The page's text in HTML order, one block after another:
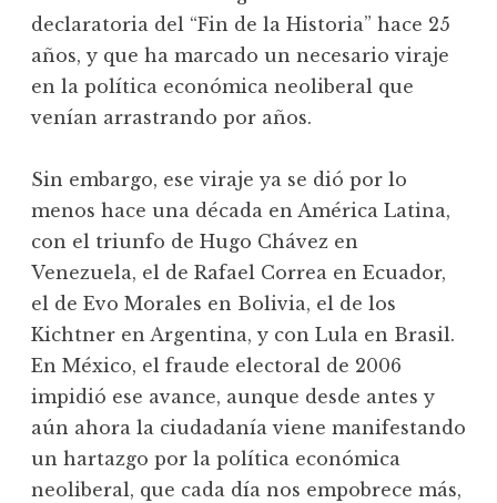
declaratoria del “Fin de la Historia” hace 25
años, y que ha marcado un necesario viraje
en la política económica neoliberal que
venían arrastrando por años.
Sin embargo, ese viraje ya se dió por lo
menos hace una década en América Latina,
con el triunfo de Hugo Chávez en
Venezuela, el de Rafael Correa en Ecuador,
el de Evo Morales en Bolivia, el de los
Kichtner en Argentina, y con Lula en Brasil.
En México, el fraude electoral de 2006
impidió ese avance, aunque desde antes y
aún ahora la ciudadanía viene manifestando
un hartazgo por la política económica
neoliberal, que cada día nos empobrece más,